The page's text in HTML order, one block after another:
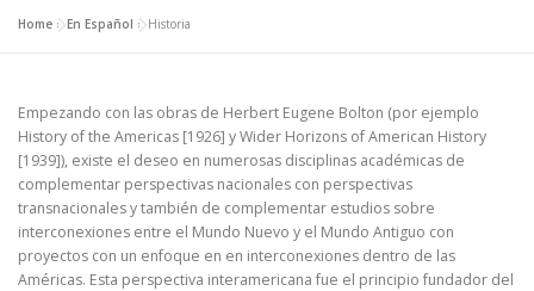
IAS CONFERENCES
FOCUS GROUPS MEMBERS PHOTOS LINKS
JOIN/INGRESO
Home »En Español »Historia
Empezando con las obras de Herbert Eugene Bolton (por ejemplo
History of the Americas [1926] y Wider Horizons of American History
[1939]), existe el deseo en numerosas disciplinas académicas de
complementar perspectivas nacionales con perspectivas
transnacionales y también de complementar estudios sobre
interconexiones entre el Mundo Nuevo y el Mundo Antiguo con
proyectos con un enfoque en en interconexiones dentro de las
Américas. Esta perspectiva interamericana fue el principio fundador del